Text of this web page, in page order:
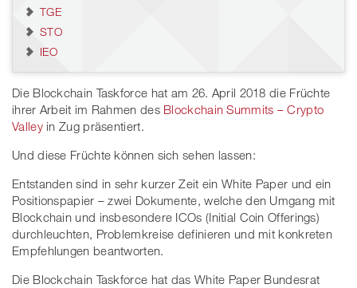
TGE
STO
IEO
Die Blockchain Taskforce hat am 26. April 2018 die Früchte
ihrer Arbeit im Rahmen des Blockchain Summits – Crypto
Valleyin Zug präsentiert.
Und diese Früchte können sich sehen lassen:
Entstanden sind in sehr kurzer Zeit ein White Paper und ein
Positionspapier – zwei Dokumente, welche den Umgang mit
Blockchain und insbesondere ICOs (Initial Coin Offerings)
durchleuchten, Problemkreise definieren und mit konkreten
Empfehlungen beantworten.
Die Blockchain Taskforce hat das White Paper Bundesrat